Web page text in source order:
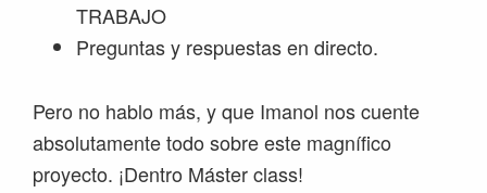
TRABAJO
Preguntas y respuestas en directo.
Pero no hablo más, y que Imanol nos cuente
absolutamente todo sobre este magnífico
proyecto. ¡Dentro Máster class!